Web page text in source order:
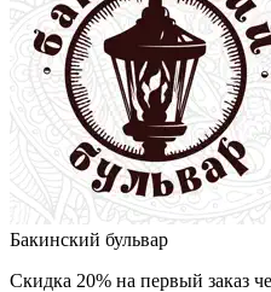
Бакинский бульвар
Скидка 20% на первый заказ